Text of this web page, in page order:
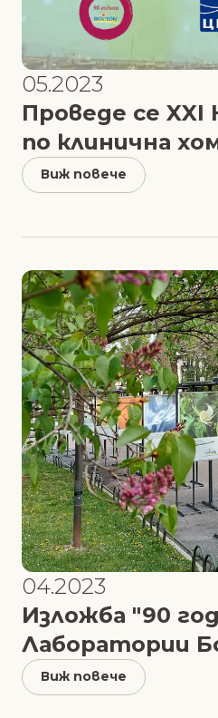
05.2023
Проведе се
по клинична
Виж повече
04.2023
Изложба "90
Лаборатории
Виж повече